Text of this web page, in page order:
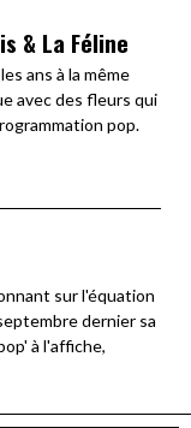
& La Féline
ans à la même
avec des fleurs qui
pop.
sur l'équation
dernier sa
à l'affiche,